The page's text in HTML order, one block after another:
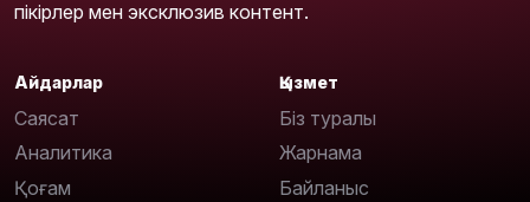
пікірлер мен эксклюзив контент.
Айдарлар
Саясат
Аналитика
Қоғам
Қызмет
Біз туралы
Жарнама
Байланыс